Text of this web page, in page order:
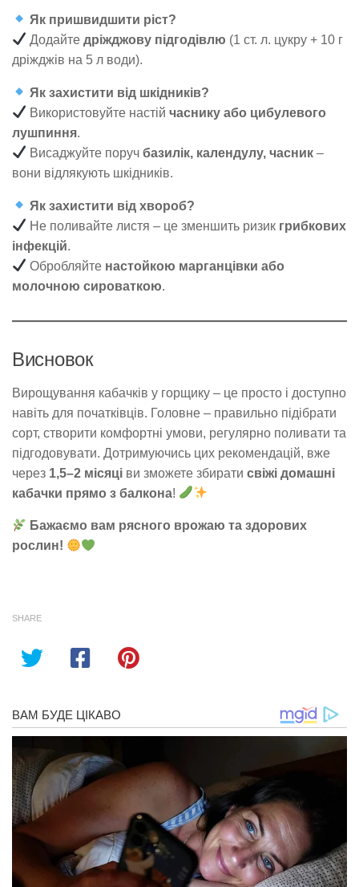
Як пришвидшити ріст?
Додайтедріжджову підгодівлю (1 ст. л. цукру + 10 г
дріжджів на 5 л води).
Як захистити від шкідників?
Використовуйте настійчаснику або цибулевого
лушпиння.
Висаджуйте поручбазилік, календулу, часник –
вони відлякують шкідників.
Як захистити від хвороб?
Не поливайте листя – це зменшить ризик грибкових
інфекцій.
Обробляйте настойкою марганцівки або
молочною сироваткою.
Висновок
Вирощування кабачків у горщику – це просто і доступно
навіть для початківців. Головне – правильно підібрати
сорт, створити комфортні умови, регулярно поливати та
підгодовувати. Дотримуючись цих рекомендацій, вже
через 1,5–2 місяці ви зможете збирати свіжі домашні
кабачки прямо з балкона!
Бажаємо вам рясного врожаю та здорових
рослин!
SHARE